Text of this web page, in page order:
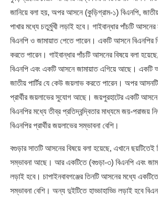
জানিয়ে বলা হয়, অপর আসনে (কুড়িগ্রাম-১) বিএনপি, জাতীয়
পাখার মধ্যে চতুর্মুখী লড়াই হবে। গাইবান্ধার পাঁচটি
বিএনপি ও জামায়াত পেতে পারেন। একটি আসনে বিএনপির
করতে পারেন। গাইবান্ধার পাঁচটি আসনের বিষয়ে বলা
বিএনপি এবং একটি আসনে জামায়াত এগিয়ে আছে। একটি
জাতীয় পার্টির যে কেউ জয়লাভ করতে পারেন। অপর
প্রার্থীর জয়লাভের সুযোগ আছে। জয়পুরহাটের একটি আসনে
বিএনপির মধ্যে তীব্র প্রতিদ্বন্দ্বিতার মাধ্যমে জয়-পরাজয়
বিএনপির প্রার্থীর জয়লাভের সম্ভাবনা বেশি।
বগুড়ার সাতটি আসনের বিষয়ে বলা হয়েছে, এখানে ছয়টিতেই
সম্ভাবনা আছে। আর একটিতে (বগুড়া-৩) বিএনপি এবং
লড়াই হবে। চাপাইনবাবগঞ্জের তিনটি আসনের মধ্যে
সম্ভাবনা বেশি। অন্য দুইটিতে হাড্ডাহাড্ডি লড়াই হবে